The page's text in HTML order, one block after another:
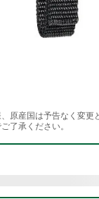
原産国は予告なく変更
了承ください。